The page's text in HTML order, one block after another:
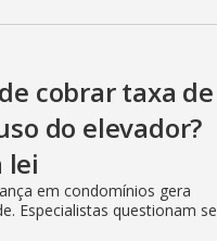
cobrar taxa de
do elevador?
lei
em condomínios gera
Especialistas questionam se